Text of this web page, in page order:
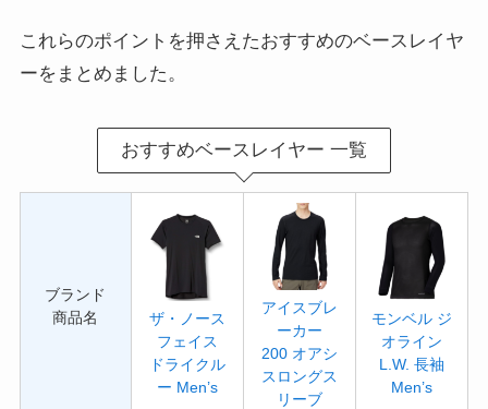
これらのポイントを押さえたおすすめのベースレイヤ
ーをまとめました。
おすすめベースレイヤー 一覧
ブランド
商品名
ザ・ノース
フェイス
ドライクル
ー Men’s
アイスブレ
ーカー
200 オアシ
スロングス
リーブ
モンベル ジ
オライン
L.W. 長袖
Men’s